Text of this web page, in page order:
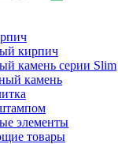
кирпич
камень серии Slim
камень
элементы
товары